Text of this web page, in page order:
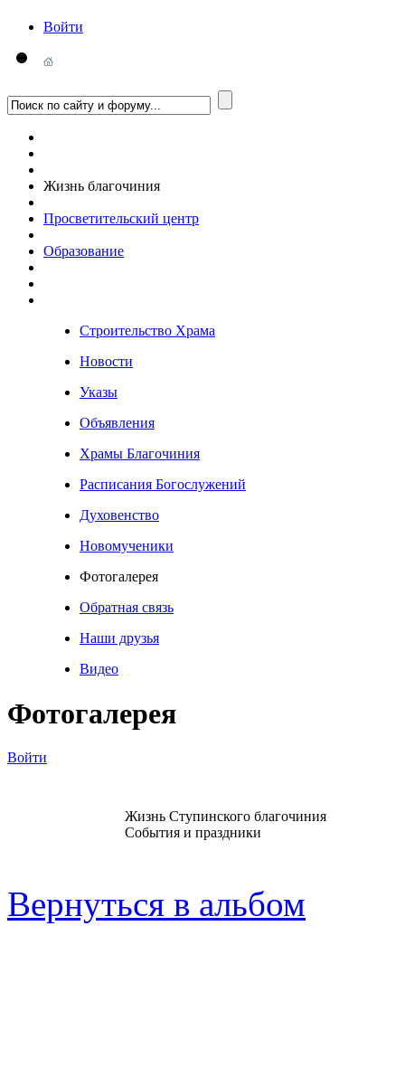
Войти
Жизнь благочиния
Просветительский центр
Образование
Строительство Храма
Новости
Указы
Объявления
Храмы Благочиния
Расписания Богослужений
Духовенство
Новомученики
Фотогалерея
Обратная связь
Наши друзья
Видео
Фотогалерея
Войти
Жизнь Ступинского благочиния
События и праздники
Вернуться в альбом